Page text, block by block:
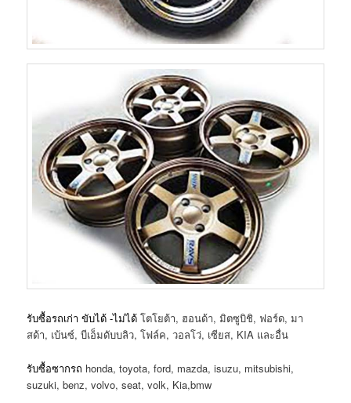
รับซื้อรถเก่า ขับได้ -ไม่ได้ โตโยต้า, ฮอนด้า, มิตซูบิชิ, ฟอร์ด, มา
สด้า, เบ้นซ์, บีเอ็มดับบลิว, โฟล์ค, วอลโว่, เซียส, KIA และอื่น
รับซื้อซากรถ honda, toyota, ford, mazda, isuzu, mitsubishi,
suzuki, benz, volvo, seat, volk, Kia,bmw